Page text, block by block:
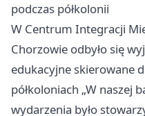
podczas półkolonii
W Centrum Integracji
Chorzowie odbyło się
edukacyjne skierowane
półkoloniach „W naszej
wydarzenia było